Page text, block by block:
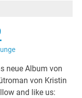
neue Album von
von Kristin
and like us: